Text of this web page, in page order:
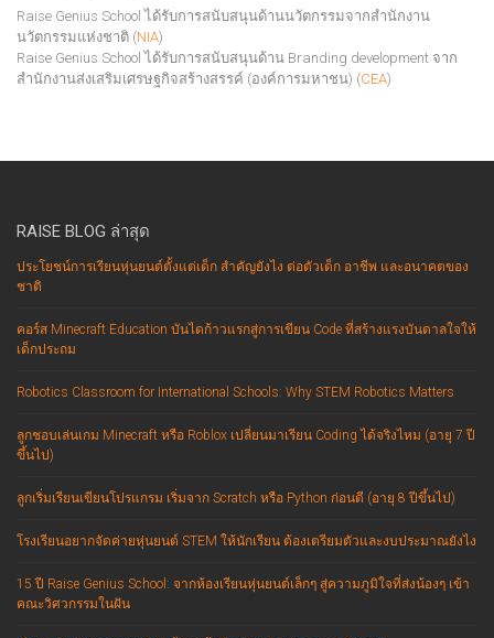
Raise Genius School ได้รับการสนับสนุนด้านนวัตกรรมจากสำนักงาน
นวัตกรรมแห่งชาติ (NIA)
Raise Genius School ได้รับการสนับสนุนด้าน Branding development จาก
สำนักงานส่งเสริมเศรษฐกิจสร้างสรรค์ (องค์การมหาชน) (CEA)
RAISE BLOG ล่าสุด
ประโยชน์การเรียนหุ่นยนต์ตั้งแต่เด็ก สำคัญยังไง ต่อตัวเด็ก อาชีพ และอนาคตของ
ชาติ
คอร์ส Minecraft Education บันไดก้าวแรกสู่การเขียน Code ที่สร้างแรงบันดาลใจให้
เด็กประถม
Robotics Classroom for International Schools: Why STEM Robotics Matters
ลูกชอบเล่นเกม Minecraft หรือ Roblox เปลี่ยนมาเรียน Coding ได้จริงไหม (อายุ 7 ปี
ขึ้นไป)
ลูกเริ่มเรียนเขียนโปรแกรม เริ่มจาก Scratch หรือ Python ก่อนดี (อายุ 8 ปีขึ้นไป)
โรงเรียนอยากจัดค่ายหุ่นยนต์ STEM ให้นักเรียน ต้องเตรียมตัวและงบประมาณยังไง
15 ปี Raise Genius School: จากห้องเรียนหุ่นยนต์เล็กๆ สู่ความภูมิใจที่ส่งน้องๆ เข้า
คณะวิศวกรรมในฝัน